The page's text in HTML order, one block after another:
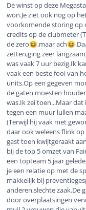
De winst op deze
won.Je ziet ook nog op
voorkomende storing op
credits op de clubmeter
de zero😆,maar ach😆
zetten,ging zeer
was vaak 7 uur bezig.Ik
vaak een beste fooi van
units.Op een gegeven
de gaten moesten
was.Ik zei toen...Maar
tegen een muur lullen
(Terwijl hij vaak met
daar ook weleens flink
gast toen kwijtgeraakt
bij de top 5 omzet van
een topteam 5 jaar
je een relatie op met de
makkelijk bij
anderen,slechte zaak.De
door overplaatsingen